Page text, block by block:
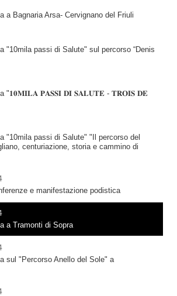
a Bagnaria Arsa- Cervignano del Friuli
"10mila passi di Salute" sul percorso “Denis
"𝟏𝟎𝐌𝐈𝐋𝐀 𝐏𝐀𝐒𝐒𝐈 𝐃𝐈 𝐒𝐀𝐋𝐔𝐓𝐄 - 𝐓𝐑𝐎𝐈𝐒 𝐃𝐄
"10mila passi di Salute" "Il percorso del
centuriazione, storia e cammino di
e manifestazione podistica
a Tramonti di Sopra
sul "Percorso Anello del Sole" a